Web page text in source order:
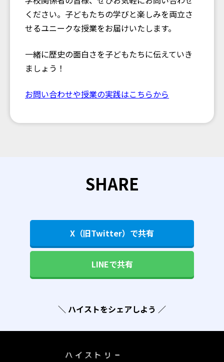
ください。子どもたちの学びと楽しみを両立さ
せるユニークな授業をお届けいたします。
一緒に歴史の面白さを子どもたちに伝えていき
ましょう！
お問い合わせや授業の実践はこちらから
SHARE
X（旧Twitter）で共有
LINEで共有
＼ ハイストをシェアしよう ／